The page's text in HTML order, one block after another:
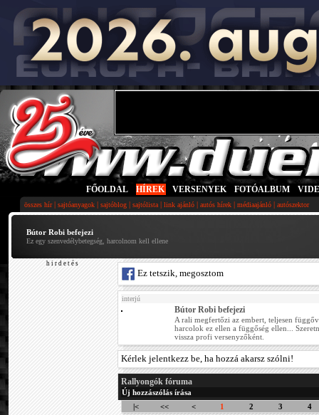
FŐOLDAL HÍREK VERSENYEK FOTÓALBUM
összes hír| sajtóanyagok | sajtóblog | sajtólista | link ajánló | autós hírek | médiaajánló | autószektor
Bútor Robi befejezi
Ez egy szenvedélybetegség, harcolnom kell ellene
h i r d e t é s
Ez tetszik, megosztom
interjú
Bútor Robi befejezi
A rali megfertőzi az embert, teljesen
harcolok ez ellen a függőség ellen...
vissza profi versenyzőként.
Kérlek jelentkezz be, ha hozzá akarsz szólni!
Rallyongók fóruma
Új hozzászólás írása
|<
<< < 1 2 3 4